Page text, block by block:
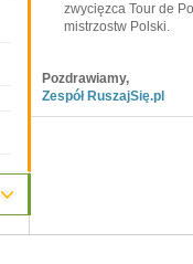
zwycięzca Tour de
mistrzostw Polski.
Pozdrawiamy,
Zespół RuszajSię.pl